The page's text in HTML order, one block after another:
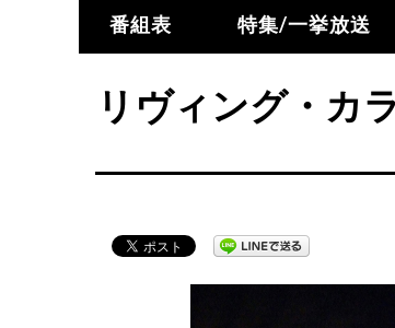
番組表 特集/一挙放送
リヴィング・カ